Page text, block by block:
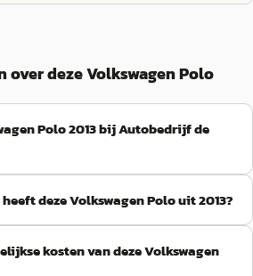
over deze Volkswagen Polo
Polo 2013 bij Autobedrijf de
deze Volkswagen Polo uit 2013?
kosten van deze Volkswagen